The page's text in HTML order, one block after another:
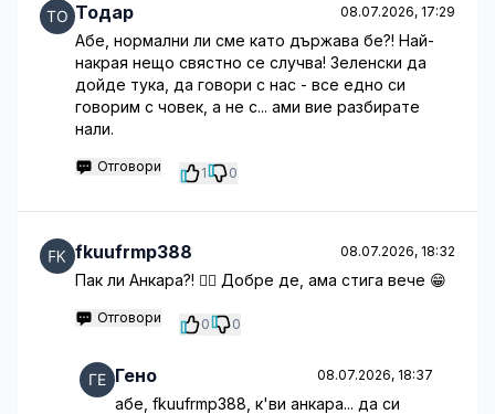
Тодар 08.07.2026, 17:29
Абе, нормални ли сме като държава бе?! Най-
накрая нещо свястно се случва! Зеленски да
дойде тука, да говори с нас - все едно си
говорим с човек, а не с... ами вие разбирате
нали.
Отговори 1 0
fkuufrmp388 08.07.2026, 18:32
Пак ли Анкара?! 🤦‍♀️ Добре де, ама стига вече 😁
Отговори 0 0
Гено 08.07.2026, 18:37
абе, fkuufrmp388, к'ви анкара... да си